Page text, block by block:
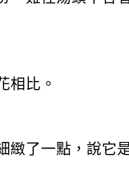
相比。
了一點，說它